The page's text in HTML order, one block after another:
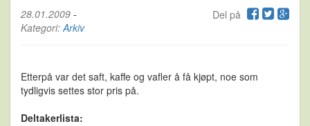
Del på
28.01.2009 -
Kategori: Arkiv
Etterpå var det saft, kaffe og vafler å få kjøpt, noe som
tydligvis settes stor pris på.
Deltakerlista: